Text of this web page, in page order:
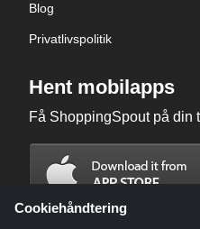
Blog
Privatlivspolitik
Hent mobilapps
Få ShoppingSpout på din
Cookiehåndtering